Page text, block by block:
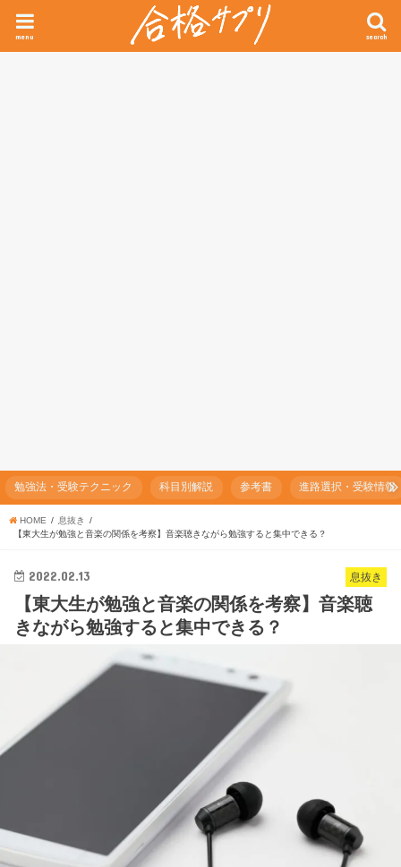
search
menu
勉強法・受験テクニック 科目別解説 参考書 進路選択・受験情報
HOME
息抜き
【東大生が勉強と音楽の関係を考察】音楽聴きながら勉強すると集中できる？
息抜き
2022.02.13
【東大生が勉強と音楽の関係を考察】音楽聴
きながら勉強すると集中できる？